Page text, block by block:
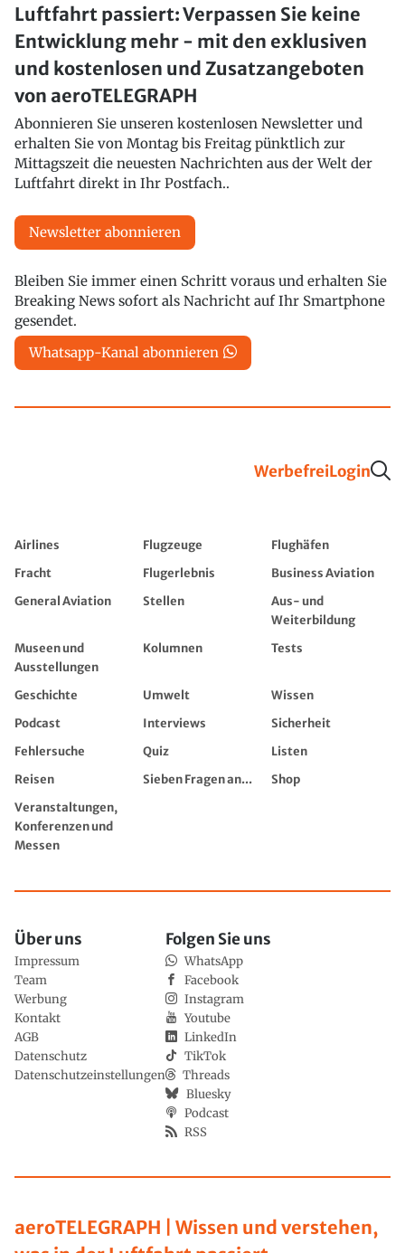
Luftfahrt passiert: Verpassen Sie keine
Entwicklung mehr - mit den exklusiven
und kostenlosen und Zusatzangeboten
von aeroTELEGRAPH
Abonnieren Sie unseren kostenlosen Newsletter und
erhalten Sie von Montag bis Freitag pünktlich zur
Mittagszeit die neuesten Nachrichten aus der Welt der
Luftfahrt direkt in Ihr Postfach..
Newsletter abonnieren
Bleiben Sie immer einen Schritt voraus und erhalten Sie
Breaking News sofort als Nachricht auf Ihr Smartphone
gesendet.
Whatsapp-Kanal abonnieren
WerbefreiLogin
Airlines Flugzeuge
Flughäfen
Fracht
Flugerlebnis
Business Aviation
General Aviation
Stellen
Aus- und
Weiterbildung
Museen und
Ausstellungen
Kolumnen Tests
Geschichte Umwelt
Wissen
Podcast
Interviews
Sicherheit
Fehlersuche
Quiz
Listen
Reisen
Sieben Fragen an...
Shop
Veranstaltungen,
Konferenzen und
Messen
aeroTELEGRAPH | Wissen und verstehen,
Über uns
Impressum
Team
Werbung
Kontakt
AGB
Datenschutz
Datenschutzeinstellungen
Folgen Sie uns
WhatsApp
Facebook
Instagram
Youtube
LinkedIn
TikTok
Threads
Bluesky
Podcast
RSS